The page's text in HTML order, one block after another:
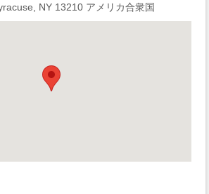
NY 13210 アメリカ合衆国